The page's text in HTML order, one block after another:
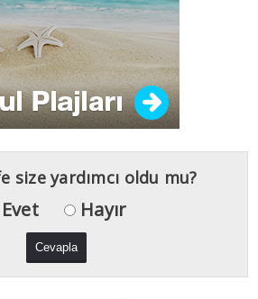
size yardımcı oldu mu?
Hayır